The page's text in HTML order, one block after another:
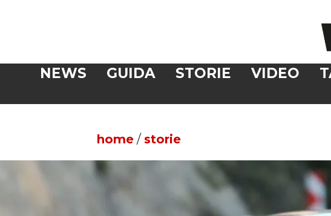
NEWS GUIDA STORIE VIDEO
home / storie